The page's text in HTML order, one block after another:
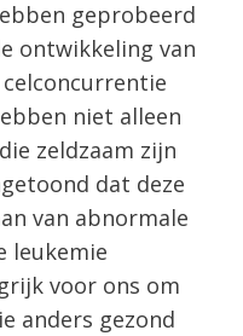
geprobeerd
ontwikkeling van
niet alleen
zeldzaam zijn
dat deze
​​van abnormale
leukemie
voor ons om
anders gezond